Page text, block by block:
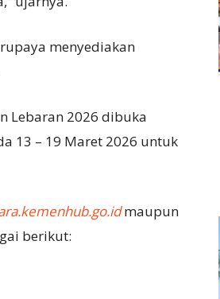
menyediakan
Lebaran 2026 dibuka
13 – 19 Maret 2026 untuk
maupun
berikut: